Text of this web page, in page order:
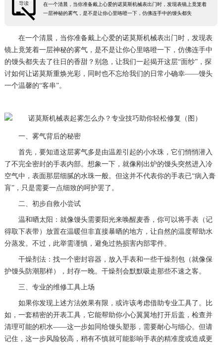
导读
在一个清晨，当你准备戴上心爱的诺莫斯机械表出门时，发现表镜上竟笼着
一层神秘的雾气，是不是让你心里咯噔一下，仿佛连手中的馒头都失
在一个清晨，当你准备戴上心爱的诺莫斯机械表出门时，发现表
镜上竟笼着一层神秘的雾气，是不是让你心里咯噔一下，仿佛连手中
的馒头都失去了往日的香甜？别急，让我们一起揭开这层“面纱”，探
讨如何让诺莫斯重焕光彩，同时也不忘给我们的日常小确幸——馒头
一个温馨的“客串”。
一、雾气背后的秘密
首先，要知道这层雾气多是由温差引起的小水珠，它们悄悄潜入
了不完全密封的手表内部。想象一下，就像刚出炉的馒头突然进入冷
空气中，表面那层细腻的水珠一般。但这并不代表你的手表已“病入膏
肓”，只是需要一点细致的呵护罢了。
二、初步自救小尝试
温和晒太阳：就像馒头需要阳光来唤醒麦香，你可以将手表（记
得取下表带）放置在温暖但非直接暴晒的地方，让自然的温度帮助水
分蒸发。不过，此举需谨慎，避免过热损害内部零件。
干燥剂法：找一个密封容器，放入手表和一些干燥剂包（就像保
护馒头防潮那样），封存一晚。干燥剂会默默吸走那些不速之客。
三、专业的维修工具上场
如果你发现上述方法效果有限，或许该考虑借助专业工具了。比
如，一套精密的开表工具，它能帮助你小心翼翼地打开后盖，检查并
清理可能的积水——这一步如同给馒头塑形，需要耐心与细心。但请
记住，这一步风险较高，稍有不慎就可能影响手表的精准度或造成更